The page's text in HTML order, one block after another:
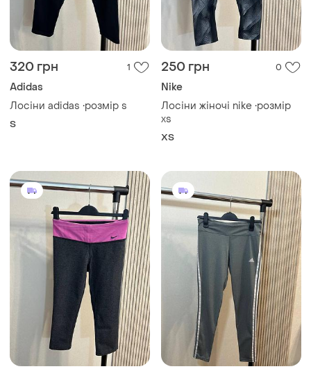
320 грн 1
Adidas
Лосіни adidas •розмір s
S
250 грн 0
Nike
Лосіни жіночі nike •розмір
xs
ХS